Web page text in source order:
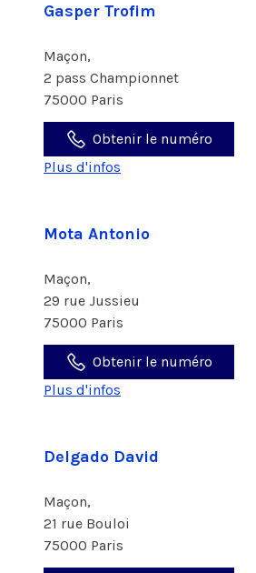
Gasper Trofim
Maçon,
2 pass Championnet
75000 Paris
Obtenir le numéro
Plus d'infos
Mota Antonio
Maçon,
29 rue Jussieu
75000 Paris
Obtenir le numéro
Plus d'infos
Delgado David
Maçon,
21 rue Bouloi
75000 Paris